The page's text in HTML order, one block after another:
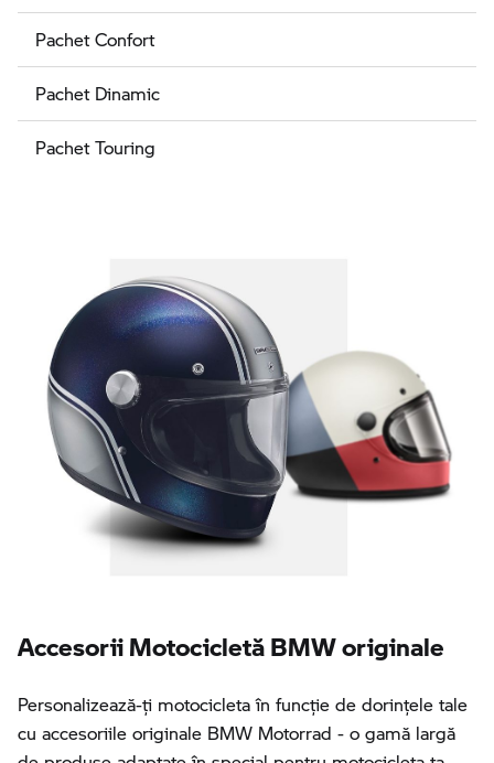
Pachet Confort
Pachet Dinamic
Pachet Touring
Accesorii Motocicletă BMW originale
Personalizează-ţi motocicleta în funcţie de dorinţele tale
cu accesoriile originale BMW Motorrad - o gamă largă